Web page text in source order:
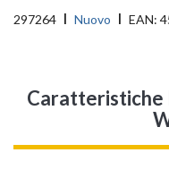
297264 Nuovo EAN:
Caratteristiche